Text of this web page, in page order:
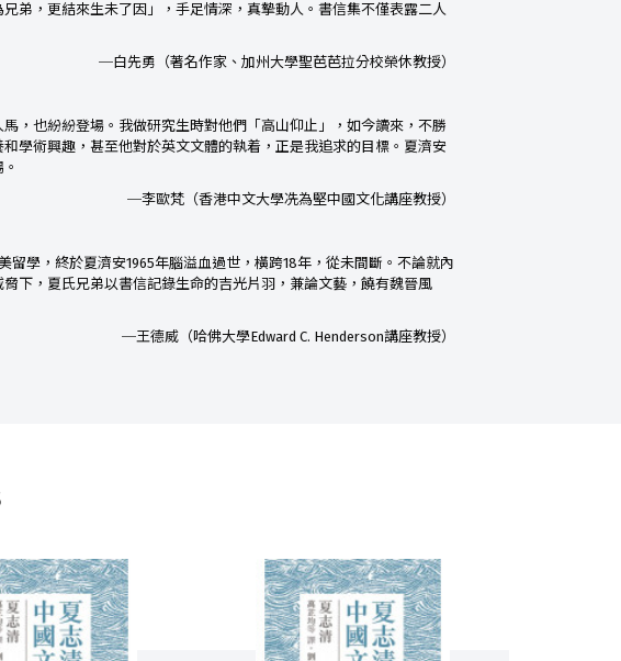
弟，更結來生未了因」，手足情深，真摯動人。書信集不僅表露二人
─白先勇（著名作家、加州大學聖芭芭拉分校榮休教授）
，也紛紛登場。我做研究生時對他們「高山仰止」，如今讀來，不勝
學術興趣，甚至他對於英文文體的執着，正是我追求的目標。夏濟安
─李歐梵（香港中文大學冼為堅中國文化講座教授）
學，終於夏濟安1965年腦溢血過世，橫跨18年，從未間斷。不論就內
下，夏氏兄弟以書信記錄生命的吉光片羽，兼論文藝，饒有魏晉風
─王德威（哈佛大學Edward C. Henderson講座教授）